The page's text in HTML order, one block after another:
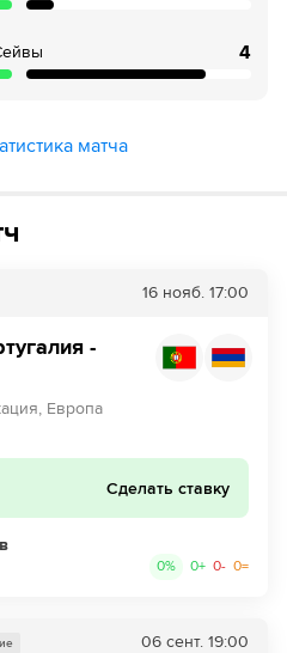
4
матча
16 нояб. 17:00
-
Европа
Сделать ставку
0% 0+ 0- 0=
06 сент. 19:00